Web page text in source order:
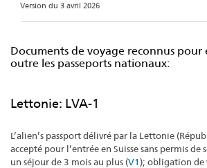
Version du 3 avril 2026
Documents de voyage reconnus pour
outre les passeports nationaux:
Lettonie: LVA-1
L’alien’s passport délivré par la Lettonie
accepté pour l’entrée en Suisse sans permis de
un séjour de 3 mois au plus (V1); obligation de